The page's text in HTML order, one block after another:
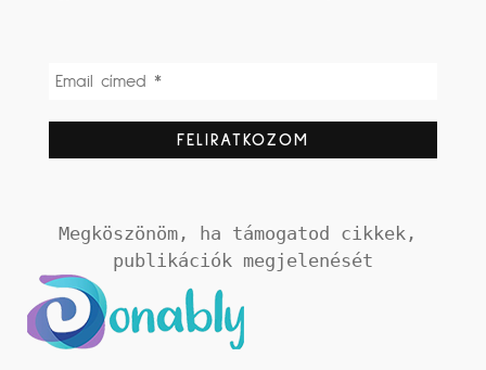
Megköszönöm, ha támogatod cikkek,
publikációk megjelenését